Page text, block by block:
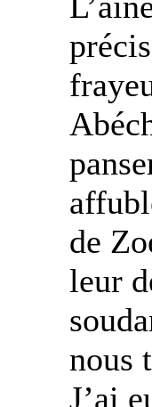
de
leur
nous
J’ai